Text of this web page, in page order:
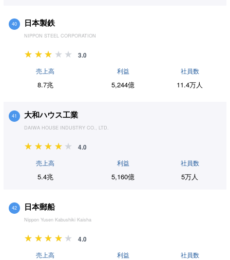
40 日本製鉄
NIPPON STEEL CORPORATION
3.0
売上高
8.7兆
利益
5,244億
社員数
11.4万人
41 大和ハウス工業
DAIWA HOUSE INDUSTRY CO., LTD.
4.0
売上高
5.4兆
利益
5,160億
社員数
5万人
42 日本郵船
Nippon Yusen Kabushiki Kaisha
4.0
売上高 利益 社員数